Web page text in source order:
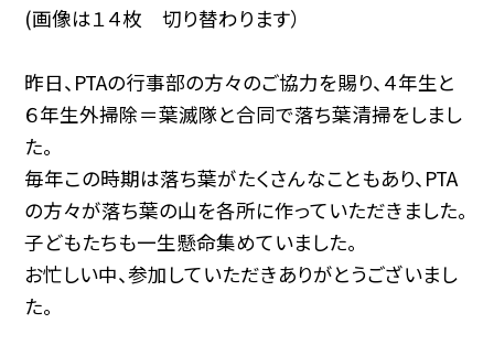
(画像は１４枚 切り替わります）
昨日、PTAの行事部の方々のご協力を賜り、４年生と
６年生外掃除＝葉滅隊と合同で落ち葉清掃をしまし
た。
毎年この時期は落ち葉がたくさんなこともあり、PTA
の方々が落ち葉の山を各所に作っていただきました。
子どもたちも一生懸命集めていました。
お忙しい中、参加していただきありがとうございまし
た。